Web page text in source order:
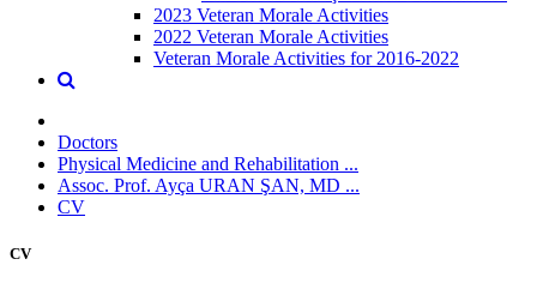
2023 Veteran Morale Activities
2022 Veteran Morale Activities
Veteran Morale Activities for 2016-2022
Doctors
Physical Medicine and Rehabilitation ...
Assoc. Prof. Ayça URAN ŞAN, MD ...
CV
CV